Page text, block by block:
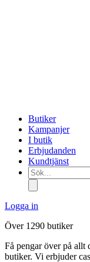
Butiker
Kampanjer
I butik
Erbjudanden
Kundtjänst
Sök...
Logga in
Över 1290 butiker
Få pengar över på allt
butiker. Vi erbjuder